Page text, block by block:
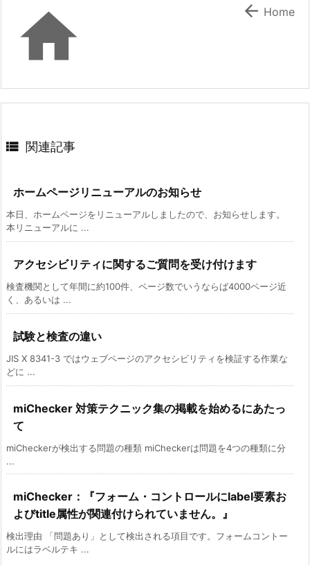
  Home
 関連記事
ホームページリニューアルのお知らせ
本日、ホームページをリニューアルしましたので、お知らせします。
本リニューアルに ...
アクセシビリティに関するご質問を受け付けます
検査機関として年間に約100件、ページ数でいうならば4000ページ近
く、あるいは ...
試験と検査の違い
JIS X 8341-3 ではウェブページのアクセシビリティを検証する作業な
どに ...
miChecker 対策テクニック集の掲載を始めるにあたっ
て
miCheckerが検出する問題の種類 miCheckerは問題を4つの種類に分
...
miChecker：『フォーム・コントロールにlabel要素お
よびtitle属性が関連付けられていません。』
検出理由 「問題あり」として検出される項目です。フォームコントー
ルにはラベルテキ ...